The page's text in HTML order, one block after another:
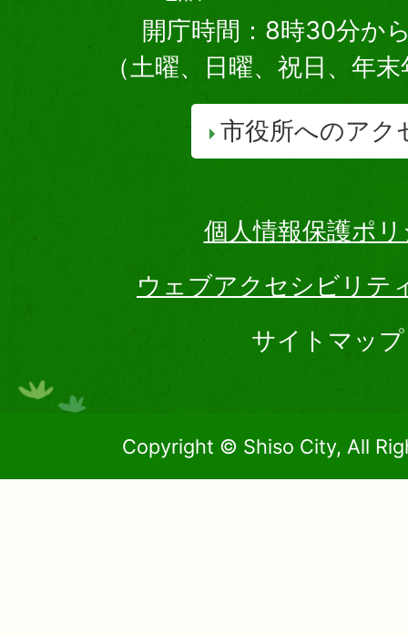
開庁時間：8時30分か
（土曜、日曜、祝日、年
市役所へのアク
個人情報保護ポ
ウェブアクセシビリテ
サイトマップ
Copyright © Shiso City, All